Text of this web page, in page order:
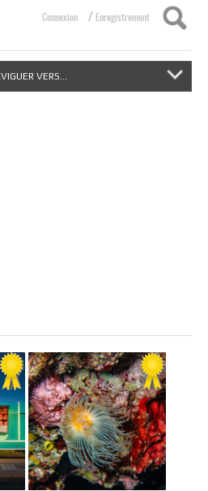
Connexion / Enregistrement
VERS...